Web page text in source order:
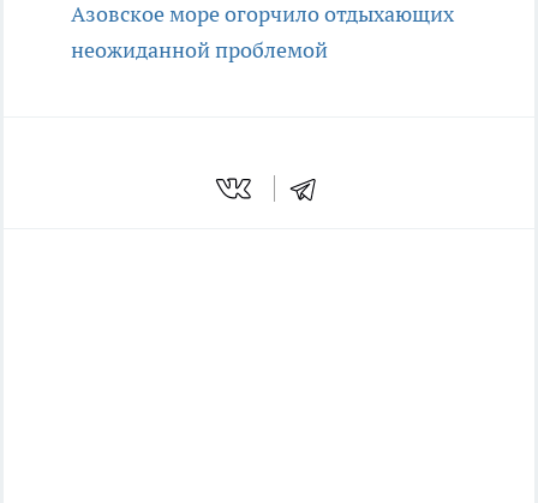
Азовское море огорчило отдыхающих
неожиданной проблемой